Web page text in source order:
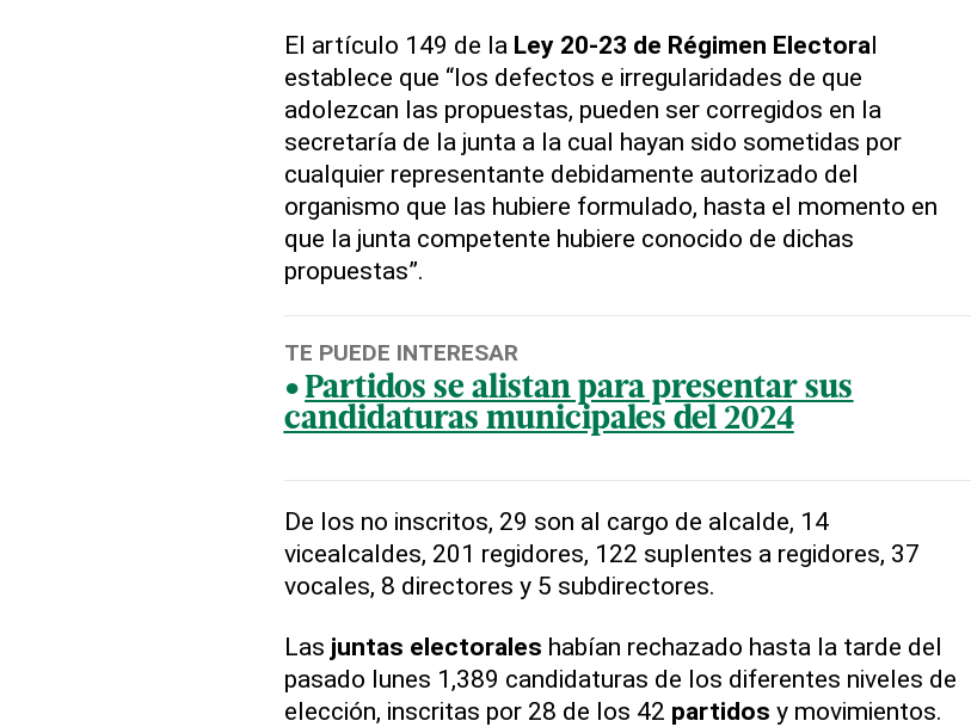
El artículo 149 de la Ley 20-23 de Régimen Electoral
establece que “los defectos e irregularidades de que
adolezcan las propuestas, pueden ser corregidos en la
secretaría de la junta a la cual hayan sido sometidas por
cualquier representante debidamente autorizado del
organismo que las hubiere formulado, hasta el momento en
que la junta competente hubiere conocido de dichas
propuestas”.
TE PUEDE INTERESAR
Partidos se alistan para presentar sus
candidaturas municipales del 2024
De los no inscritos, 29 son al cargo de alcalde, 14
vicealcaldes, 201 regidores, 122 suplentes a regidores, 37
vocales, 8 directores y 5 subdirectores.
Las juntas electorales habían rechazado hasta la tarde del
pasado lunes 1,389 candidaturas de los diferentes niveles de
elección, inscritas por 28 de los 42 partidos y movimientos.